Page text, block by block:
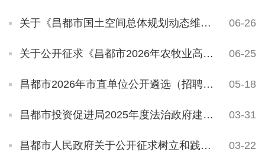
关于《昌都市国土空间总体规划动态维护方案（2026 年度）》的公示 06-26
关于公开征求《昌都市2026年农牧业高质量发展实施方案（征求意见稿）》意见建议的公告 06-25
昌都市2026年市直单位公开遴选（招聘）公务员（工作人员）公告 05-18
昌都市投资促进局2025年度法治政府建设情况报告 03-31
昌都市人民政府关于公开征求树立和践行正确政绩观学习教育意见建议的公告 03-22